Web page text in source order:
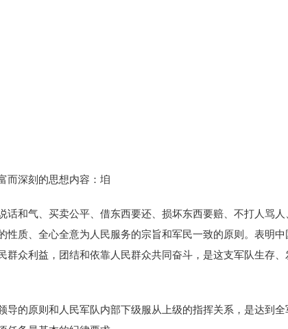
而深刻的思想内容：垍
和气、买卖公平、借东西要还、损坏东西要赔、不打人骂人
性质、全心全意为人民服务的宗旨和军民一致的原则。表明
群众利益，团结和依靠人民群众共同奋斗，是这支军队生存
的原则和人民军队内部下级服从上级的指挥关系，是达到全